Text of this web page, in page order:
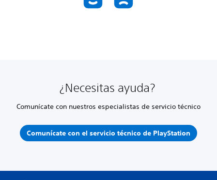
¿Necesitas ayuda?
Comunícate con nuestros especialistas de servicio técnico
Comunícate con el servicio técnico de PlayStation